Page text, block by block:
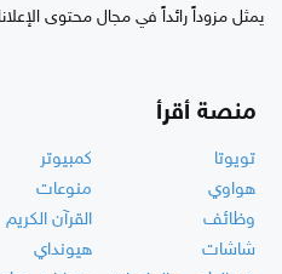
يمثل مزوداً رائداً في مجال محتوى
منصة أقرأ
تويوتا
كمبيوتر
هواوي
منوعات
وظائف
القرآن الكريم
شاشات
هيونداي